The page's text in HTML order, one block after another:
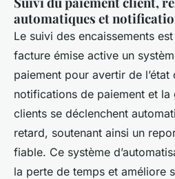
automatiques et
Le suivi des encaissements
facture émise active un
paiement pour avertir de l’état
notifications de paiement et la
clients se déclenchent
retard, soutenant ainsi un
fiable. Ce système
la perte de temps et améliore